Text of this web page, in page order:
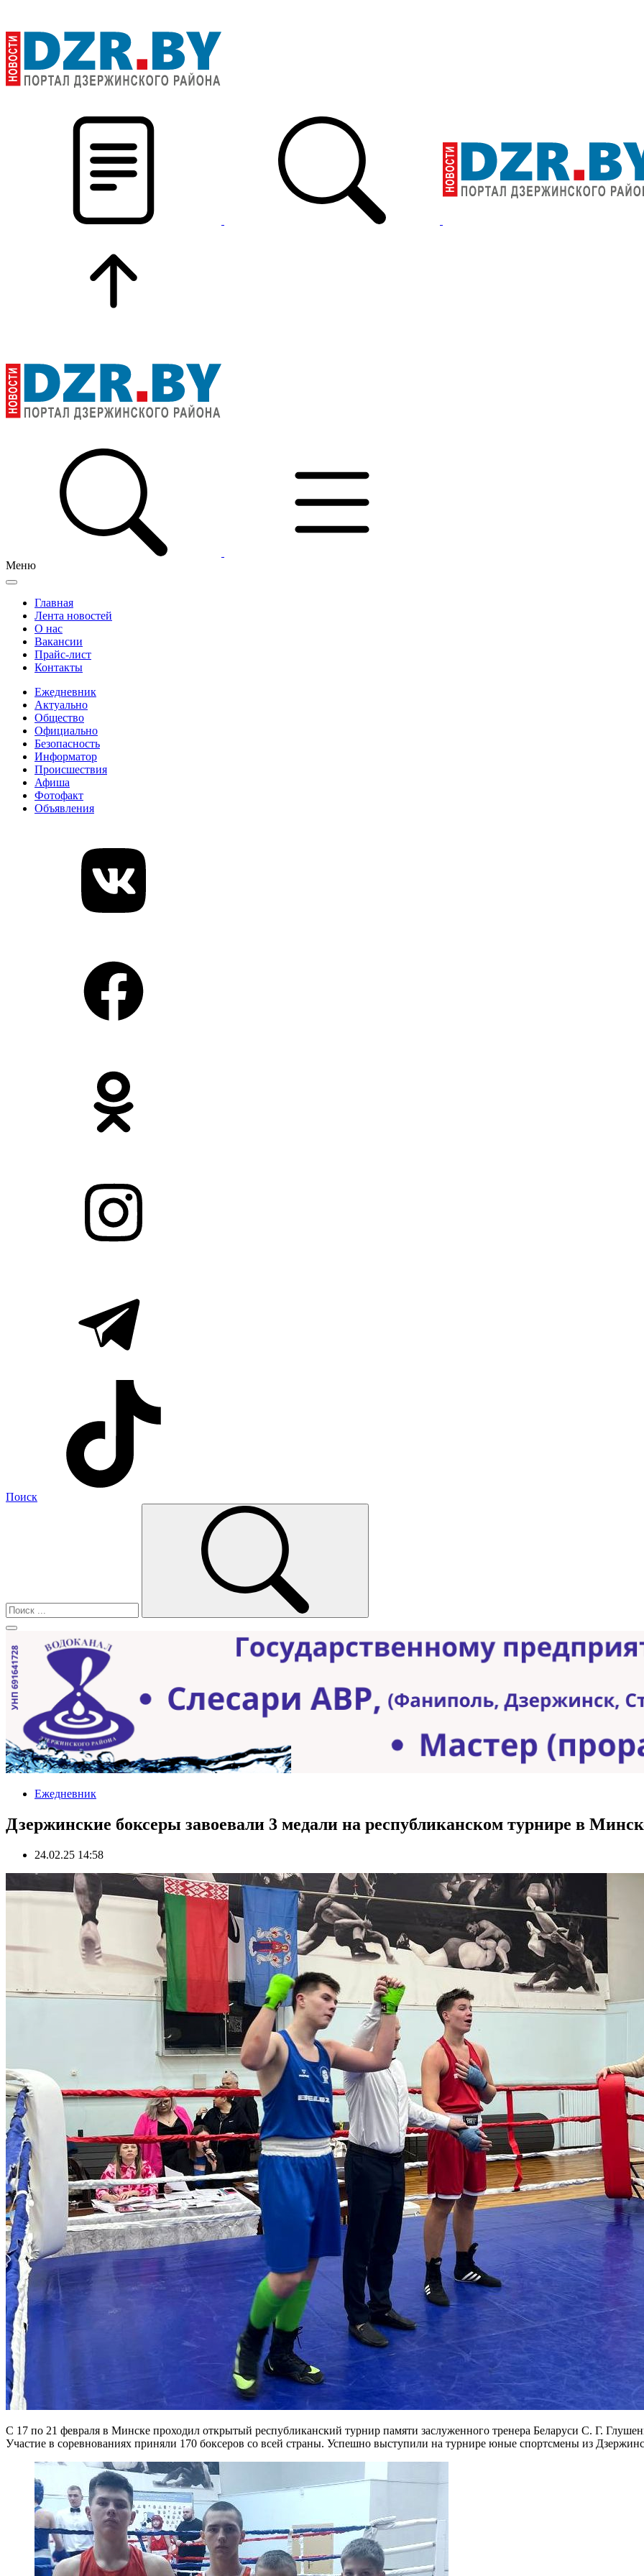
Меню
Главная
Лента новостей
О нас
Вакансии
Прайс-лист
Контакты
Ежедневник
Актуально
Общество
Официально
Безопасность
Информатор
Происшествия
Афиша
Фотофакт
Объявления
Поиск
Ежедневник
Дзержинские боксеры завоевали 3 медали на республиканском турнире в
24.02.25 14:58
С 17 по 21 февраля в Минске проходил открытый республиканский турнир памяти заслуженного тренера Беларуси С. Г.
Участие в соревнованиях приняли 170 боксеров со всей страны. Успешно выступили на турнире юные спортсмены из